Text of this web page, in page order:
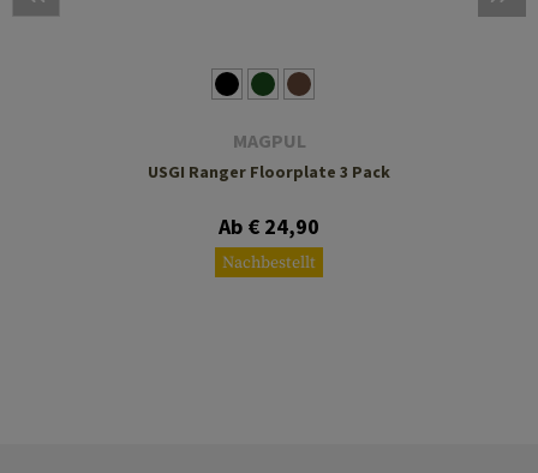
MAGPUL
USGI Ranger Floorplate 3 Pack
Ab € 24,90
Nachbestellt